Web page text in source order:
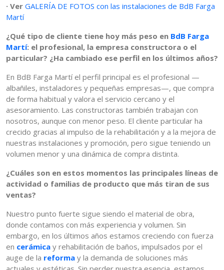
· Ver GALERÍA DE FOTOS con las instalaciones de BdB Farga
Martí
¿Qué tipo de cliente tiene hoy más peso en BdB Farga
Martí: el profesional, la empresa constructora o el
particular? ¿Ha cambiado ese perfil en los últimos años?
En BdB Farga Martí el perfil principal es el profesional —
albañiles, instaladores y pequeñas empresas—, que compra
de forma habitual y valora el servicio cercano y el
asesoramiento. Las constructoras también trabajan con
nosotros, aunque con menor peso. El cliente particular ha
crecido gracias al impulso de la rehabilitación y a la mejora de
nuestras instalaciones y promoción, pero sigue teniendo un
volumen menor y una dinámica de compra distinta.
¿Cuáles son en estos momentos las principales líneas de
actividad o familias de producto que más tiran de sus
ventas?
Nuestro punto fuerte sigue siendo el material de obra,
donde contamos con más experiencia y volumen. Sin
embargo, en los últimos años estamos creciendo con fuerza
en cerámica y rehabilitación de baños, impulsados por el
auge de la reforma y la demanda de soluciones más